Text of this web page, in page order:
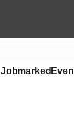
Jobmarked